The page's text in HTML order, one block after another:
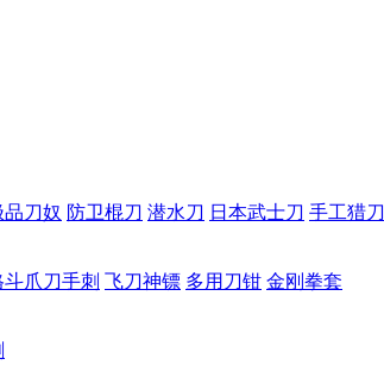
品刀奴 防卫棍刀 潜水刀 日本武士刀 手工猎刀
斗爪刀手刺 飞刀神镖 多用刀钳 金刚拳套